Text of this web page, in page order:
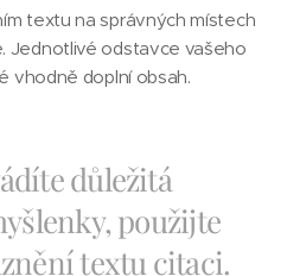
textu na správných místech
Jednotlivé odstavce vašeho
vhodně doplní obsah.
důležitá
použijte
textu citaci.